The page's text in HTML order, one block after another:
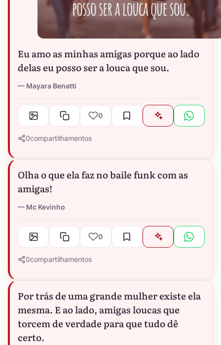
Eu amo as minhas amigas porque ao lado
delas eu posso ser a louca que sou.
Mayara Benatti
0
0compartilhamentos
Olha o que ela faz no baile funk com as
amigas!
Mc Kevinho
0
0compartilhamentos
Por trás de uma grande mulher existe ela
mesma. E ao lado, amigas loucas que
torcem de verdade para que tudo dê
certo.